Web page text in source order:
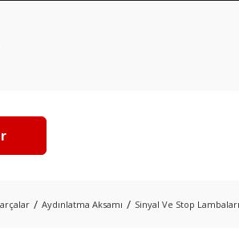
Aydınlatma Aksamı Sinyal Ve Stop Lambaları